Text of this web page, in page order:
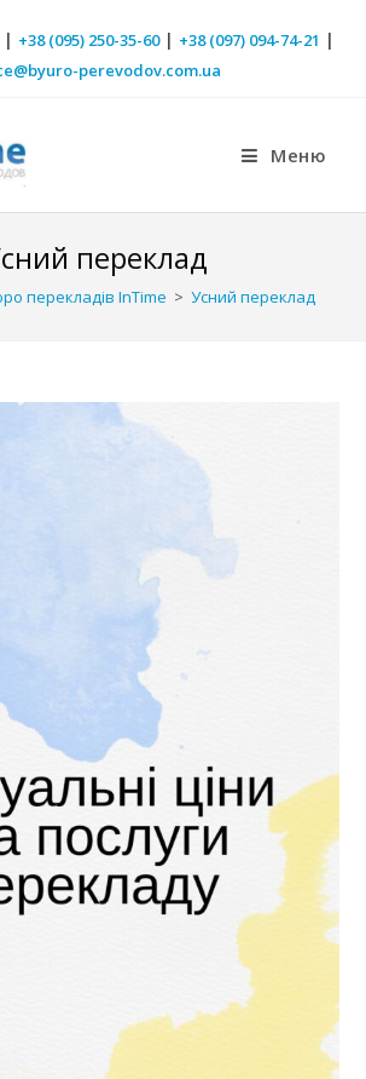
+38 (095) 250-35-60| +38 (097) 094-74-21 |
perevodov.com.ua
Меню
переклад
перекладів InTime > Усний переклад